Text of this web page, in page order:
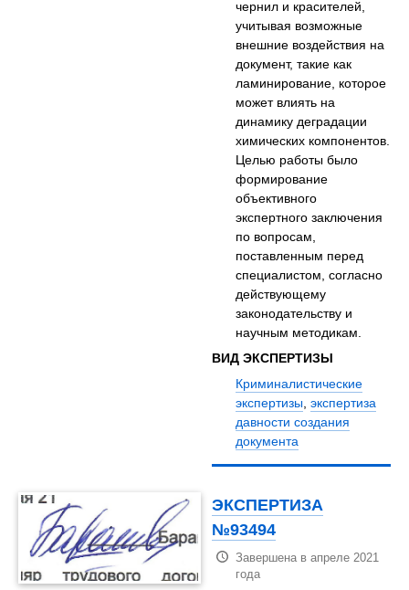
чернил и красителей,
учитывая возможные
внешние воздействия на
документ, такие как
ламинирование, которое
может влиять на
динамику деградации
химических компонентов.
Целью работы было
формирование
объективного
экспертного заключения
по вопросам,
поставленным перед
специалистом, согласно
действующему
законодательству и
научным методикам.
ВИД ЭКСПЕРТИЗЫ
Криминалистические
экспертизы,экспертиза
давности создания
документа
ЭКСПЕРТИЗА
№93494
Завершена в апреле 2021
года